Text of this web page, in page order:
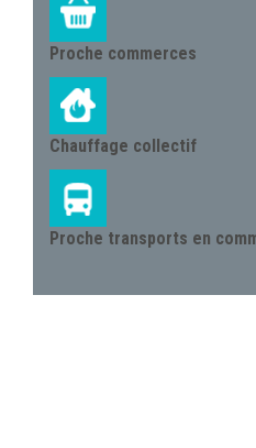
Proche commerces
Chauffage collectif
Proche transports en